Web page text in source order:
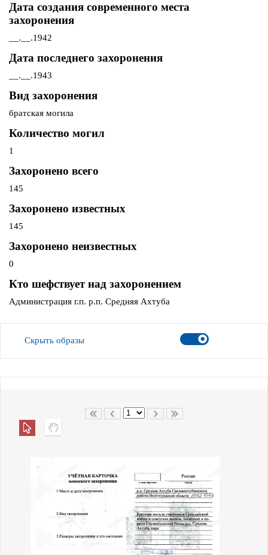
Дата создания современного места
захоронения
__.__.1942
Дата последнего захоронения
__.__.1943
Вид захоронения
братская могила
Количество могил
1
Захоронено всего
145
Захоронено известных
145
Захоронено неизвестных
0
Кто шефствует над захоронением
Администрация г.п. р.п. Средняя Ахтуба
Скрыть образы